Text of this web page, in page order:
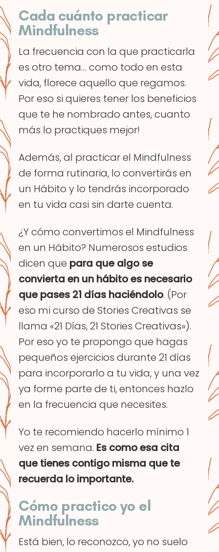
Cada cuánto practicar
Mindfulness
La frecuencia con la que practicarla
es otro tema… como todo en esta
vida, florece aquello que regamos.
Por eso si quieres tener los beneficios
que te he nombrado antes, cuanto
más lo practiques mejor!
Además, al practicar el Mindfulness
de forma rutinaria, lo convertirás en
un Hábito y lo tendrás incorporado
en tu vida casi sin darte cuenta.
¿Y cómo convertimos el Mindfulness
en un Hábito? Numerosos estudios
dicen que para que algo se
convierta en un hábito es necesario
que pases 21 días haciéndolo. (Por
eso mi curso de Stories Creativas se
llama «21 Días, 21 Stories Creativas»).
Por eso yo te propongo que hagas
pequeños ejercicios durante 21 días
para incorporarlo a tu vida, y una vez
ya forme parte de ti, entonces hazlo
en la frecuencia que necesites.
Yo te recomiendo hacerlo mínimo 1
vez en semana. Es como esa cita
que tienes contigo misma que te
recuerda lo importante.
Cómo practico yo el
Mindfulness
Está bien, lo reconozco, yo no suelo